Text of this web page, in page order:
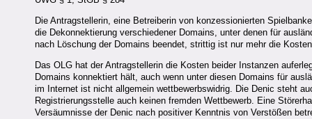
Die Antragstellerin, eine Betreiberin von konzessionierten
die Dekonnektierung verschiedener Domains, unter denen für
nach Löschung der Domains beendet, strittig ist nur mehr die
Das OLG hat der Antragstellerin die Kosten beider Instanzen
Domains konnektiert hält, auch wenn unter diesen Domains für
im Internet ist nicht allgemein wettbewerbswidrig. Die Denic steht
Registrierungsstelle auch keinen fremden Wettbewerb. Eine
Versäumnisse der Denic nach positiver Kenntnis von Verstößen